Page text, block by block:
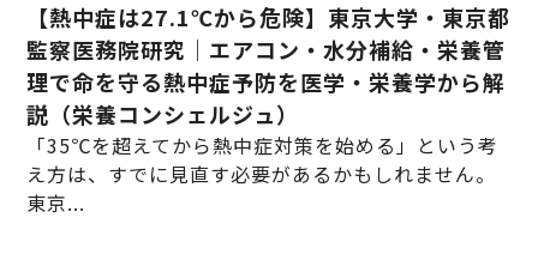
【熱中症は27.1℃から危険】東京大学・東京都
監察医務院研究｜エアコン・水分補給・栄養管
理で命を守る熱中症予防を医学・栄養学から解
説（栄養コンシェルジュ）
「35℃を超えてから熱中症対策を始める」という考
え方は、すでに見直す必要があるかもしれません。
東京...